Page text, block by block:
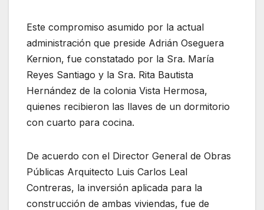
Este compromiso asumido por la actual
administración que preside Adrián Oseguera
Kernion, fue constatado por la Sra. María
Reyes Santiago y la Sra. Rita Bautista
Hernández de la colonia Vista Hermosa,
quienes recibieron las llaves de un dormitorio
con cuarto para cocina.
De acuerdo con el Director General de Obras
Públicas Arquitecto Luis Carlos Leal
Contreras, la inversión aplicada para la
construcción de ambas viviendas, fue de